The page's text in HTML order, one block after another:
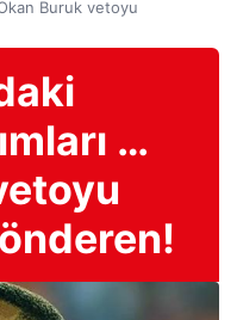
Buruk vetoyu
…